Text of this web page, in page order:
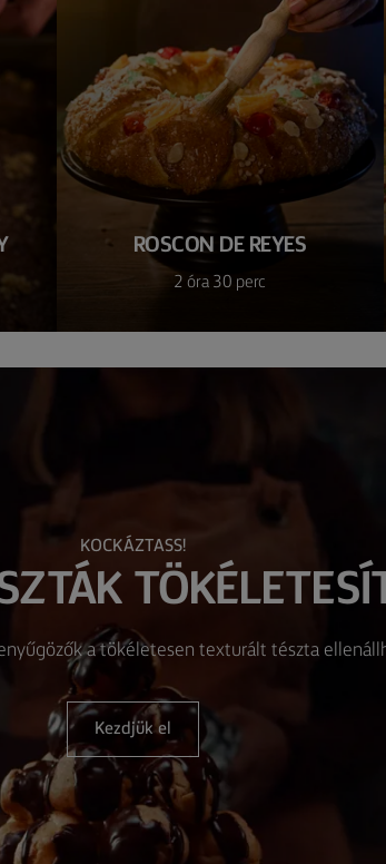
ROSCON DE REYES
2 óra 30 perc
KOCKÁZTASS!
a tökéletesen texturált tészta
Kezdjük el